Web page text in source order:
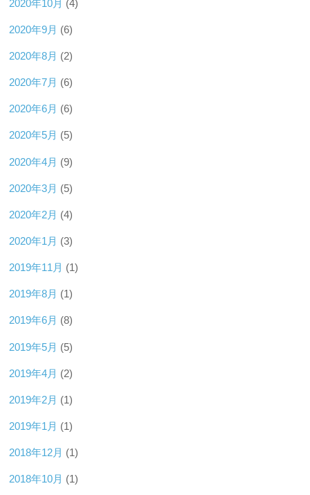
2020年10月 (4)
2020年9月 (6)
2020年8月 (2)
2020年7月 (6)
2020年6月 (6)
2020年5月 (5)
2020年4月 (9)
2020年3月 (5)
2020年2月 (4)
2020年1月 (3)
2019年11月 (1)
2019年8月 (1)
2019年6月 (8)
2019年5月 (5)
2019年4月 (2)
2019年2月 (1)
2019年1月 (1)
2018年12月 (1)
2018年10月 (1)